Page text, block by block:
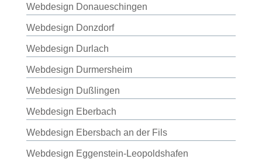
Webdesign Donaueschingen
Webdesign Donzdorf
Webdesign Durlach
Webdesign Durmersheim
Webdesign Dußlingen
Webdesign Eberbach
Webdesign Ebersbach an der Fils
Webdesign Eggenstein-Leopoldshafen